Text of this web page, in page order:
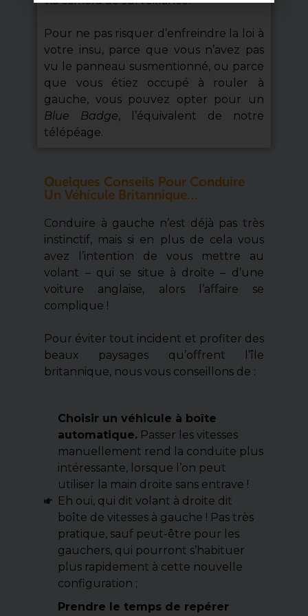
Pour ne pas risquer d’enfreindre la loi à
votre insu, parce que vous n’avez pas
vu le panneau susmentionné, ou parce
que vous étiez occupé à rouler à
gauche, vous pouvez opter pour un
Blue Badge, l’équivalent de notre
télépéage.
Quelques Conseils Pour Conduire
Un Véhicule Britannique…
Conduire à gauche n’est déjà pas très
instinctif, mais si en plus de cela vous
avez l’intention de vous mettre au
volant – qui se situe à droite – d’une
voiture anglaise, alors l’affaire se
complique !
Pour éviter tout incident et profiter des
beaux paysages qu’offrent l’île
britannique, nous vous conseillons de :
Choisir un véhicule à boîte
automatique. Passer les vitesses
manuellement rend la conduite plus
intéressante, lorsque l’on peut
utiliser la main droite sans entrave !
Eh oui, qui dit volant à droite dit
boîte de vitesses à gauche ! Pas très
pratique, sauf peut-être pour les
gauchers, qui pourront s’habituer
plus rapidement à cette nouvelle
configuration ;
Prendre le temps de repérer